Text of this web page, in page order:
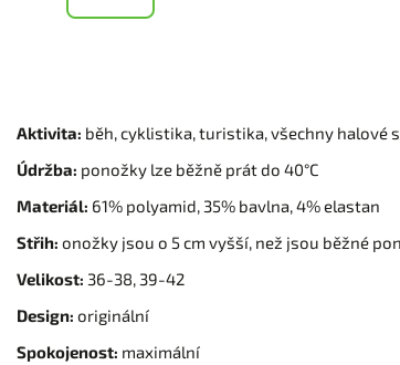
Aktivita: běh, cyklistika, turistika, všechny halové
Údržba: ponožky lze běžně prát do 40°C
Materiál: 61% polyamid, 35% bavlna, 4% elastan
Střih: onožky jsou o 5 cm vyšší, než jsou běžné
Velikost: 36-38, 39-42
Design: originální
Spokojenost: maximální